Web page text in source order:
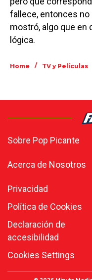
fallece, entonces no
mostró, algo que en
lógica.
Home / TV y Películas
Sobre Pop Picante
Acerca de Nosotros
Privacidad
Política de Cookies
Declaración de
accesibilidad
Cookies Settings